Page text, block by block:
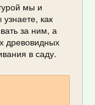
мы и
как
за ним, а
древовидных
в саду.